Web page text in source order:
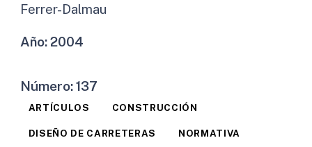
Ferrer-Dalmau
Año:2004
Número:137
ARTÍCULOS CONSTRUCCIÓN
DISEÑO DE CARRETERAS NORMATIVA